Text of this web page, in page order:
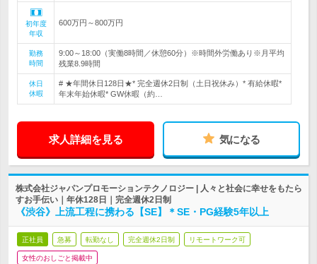
初年度
年収
600万円～800万円
勤務
時間
9:00～18:00（実働8時間／休憩60分）※時間外労働あり※月平均
残業8.9時間
休日
休暇
# ★年間休日128日★* 完全週休2日制（土日祝休み）* 有給休暇*
年末年始休暇* GW休暇（約…
求人詳細を見る 気になる
株式会社ジャパンプロモーションテクノロジー | 人々と社会に幸せをもたら
すお手伝い｜年休128日｜完全週休2日制
《渋谷》上流工程に携わる【SE】＊SE・PG経験5年以上
正社員 急募 転勤なし 完全週休2日制 リモートワーク可
女性のおしごと掲載中